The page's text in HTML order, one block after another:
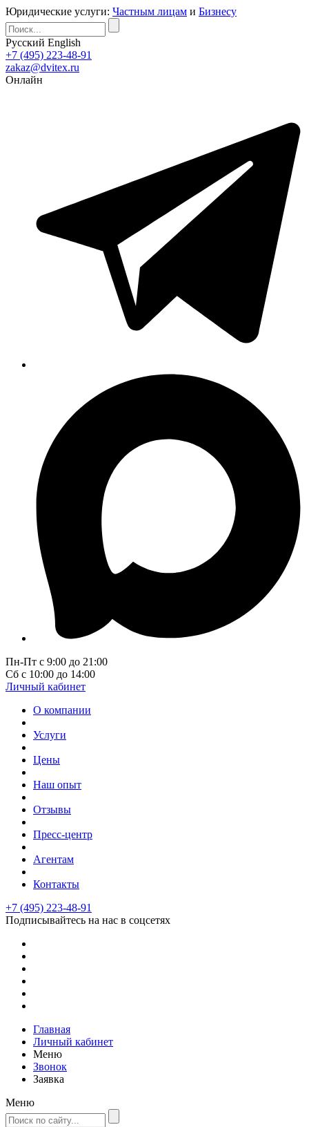
Юридические услуги: Частным лицам и Бизнесу
Русский English
+7 (495) 223-48-91
zakaz@dvitex.ru
Онлайн
Пн-Пт с 9:00 до 21:00
Сб с 10:00 до 14:00
Личный кабинет
О компании
Услуги
Цены
Наш опыт
Отзывы
Пресс-центр
Агентам
Контакты
+7 (495) 223-48-91
Подписывайтесь на нас в соцсетях
Главная
Личный кабинет
Меню
Звонок
Заявка
Меню